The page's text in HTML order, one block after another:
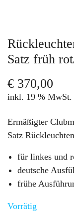
Satz früh
€ 370,00
inkl. 19 % MwSt.
Ermäßigter
Satz
für linkes und
deutsche
frühe
Vorrätig